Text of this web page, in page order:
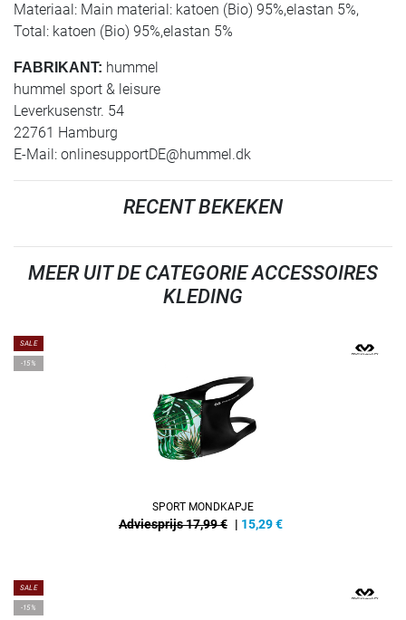
Materiaal: Main material: katoen (Bio) 95%,elastan 5%,
Total: katoen (Bio) 95%,elastan 5%
FABRIKANT: hummel
hummel sport & leisure
Leverkusenstr. 54
22761 Hamburg
E-Mail: onlinesupportDE@hummel.dk
RECENT BEKEKEN
MEER UIT DE CATEGORIE ACCESSOIRES
KLEDING
SALE
-15%
SPORT MONDKAPJE
Adviesprijs 17,99 € | 15,29€
SALE
-15%